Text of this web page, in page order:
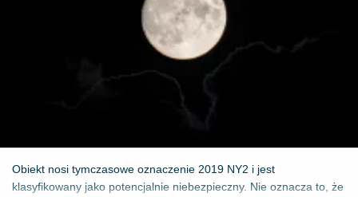
Obiekt nosi tymczasowe oznaczenie 2019 NY2 i jest
klasyfikowany jako potencjalnie niebezpieczny. Nie oznacza to, że